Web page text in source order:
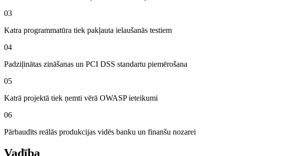
03
Katra programmatūra tiek pakļauta ielaušanās testiem
04
Padziļinātas zināšanas un PCI DSS standartu piemērošana
05
Katrā projektā tiek ņemti vērā OWASP ieteikumi
06
Pārbaudīts reālās produkcijas vidēs banku un finanšu nozarei
Vadība